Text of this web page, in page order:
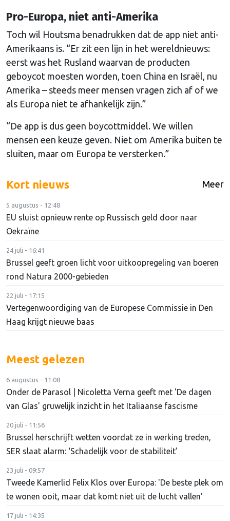
Pro-Europa, niet anti-Amerika
Toch wil Houtsma benadrukken dat de app niet anti-
Amerikaans is. “Er zit een lijn in het wereldnieuws:
eerst was het Rusland waarvan de producten
geboycot moesten worden, toen China en Israël, nu
Amerika – steeds meer mensen vragen zich af of we
als Europa niet te afhankelijk zijn.”
“De app is dus geen boycottmiddel. We willen
mensen een keuze geven. Niet om Amerika buiten te
sluiten, maar om Europa te versterken.”
Kort nieuws Meer
5 augustus - 12:48
EU sluist opnieuw rente op Russisch geld door naar
Oekraïne
24 juli - 16:41
Brussel geeft groen licht voor uitkoopregeling van boeren
rond Natura 2000-gebieden
22 juli - 17:15
Vertegenwoordiging van de Europese Commissie in Den
Haag krijgt nieuwe baas
Meest gelezen
6 augustus - 11:08
Onder de Parasol | Nicoletta Verna geeft met 'De dagen
van Glas' gruwelijk inzicht in het Italiaanse fascisme
20 juli - 11:56
Brussel herschrijft wetten voordat ze in werking treden,
SER slaat alarm: ‘Schadelijk voor de stabiliteit’
23 juli - 09:57
Tweede Kamerlid Felix Klos over Europa: 'De beste plek om
te wonen ooit, maar dat komt niet uit de lucht vallen'
17 juli - 14:35